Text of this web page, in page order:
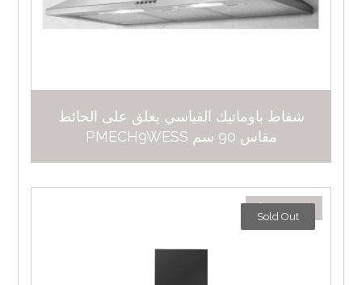
شفاط باوماتيك القياسي يعلق على الحائط
مقاس 90 سم PMECH9WESS
٥٣١,٠٠ د.إ
Sold Out